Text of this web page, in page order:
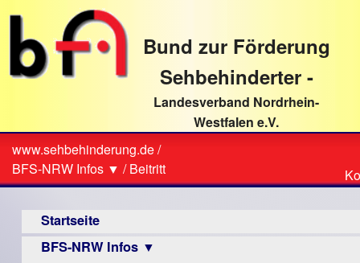
direkt
Textinhalt
Bund zur Förderung
Sehbehinderter -
Landesverband Nordrhein-
Westfalen e.V.
Sie
sind
hier
www.sehbehinderung.de/
BFS-NRW Infos ▼ /Beitritt
Startseite
BFS-NRW Infos ▼